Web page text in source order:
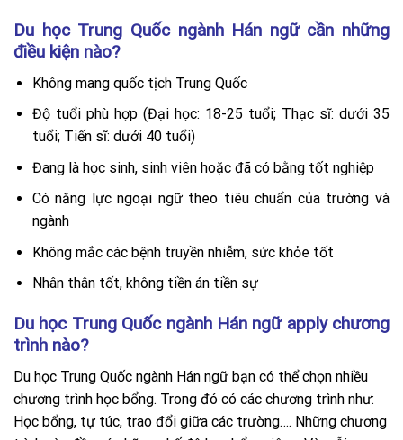
Du học Trung Quốc ngành Hán ngữ cần những
điều kiện nào?
Không mang quốc tịch Trung Quốc
Độ tuổi phù hợp (Đại học: 18-25 tuổi; Thạc sĩ: dưới 35
tuổi; Tiến sĩ: dưới 40 tuổi)
Đang là học sinh, sinh viên hoặc đã có bằng tốt nghiệp
Có năng lực ngoại ngữ theo tiêu chuẩn của trường và
ngành
Không mắc các bệnh truyền nhiễm, sức khỏe tốt
Nhân thân tốt, không tiền án tiền sự
Du học Trung Quốc ngành Hán ngữ apply chương
trình nào?
Du học Trung Quốc ngành Hán ngữ bạn có thể chọn nhiều
chương trình học bổng. Trong đó có các chương trình như:
Học bổng, tự túc, trao đổi giữa các trường…. Những chương